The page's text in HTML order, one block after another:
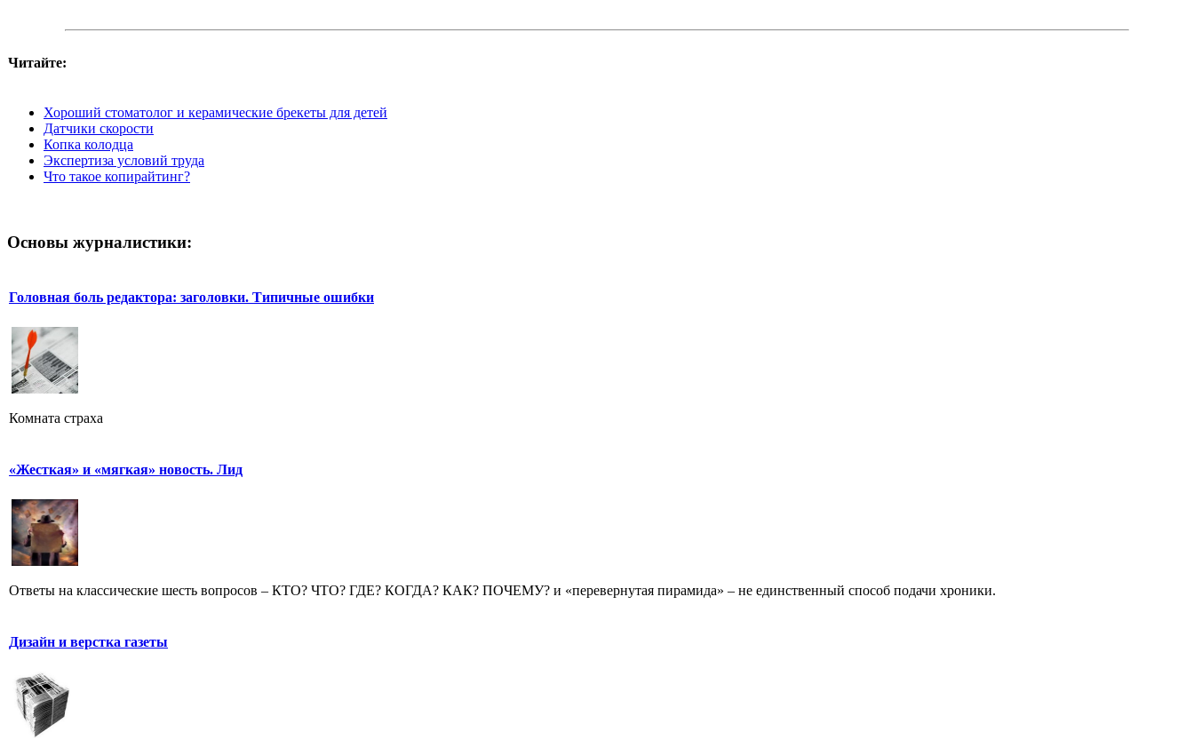
Читайте:
Хороший стоматолог и керамические брекеты для детей
Датчики скорости
Копка колодца
Экспертиза условий труда
Что такое копирайтинг?
Основы журналистики:
Головная боль редактора: заголовки. Типичные ошибки
Комната страха
«Жесткая» и «мягкая» новость. Лид
Ответы на классические шесть вопросов – КТО? ЧТО? ГДЕ? КОГДА? КАК? ПОЧЕМУ? и «перевернутая пирамида» – не единственный способ подачи хроники.
Дизайн и верстка газеты